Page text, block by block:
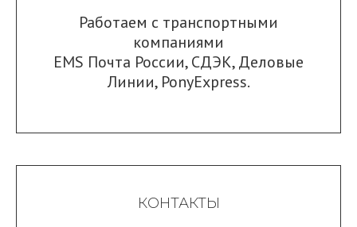
Работаем с транспортными
компаниями
EMS Почта России,СДЭК,Деловые
Линии, PonyExpress.
КОНТАКТЫ